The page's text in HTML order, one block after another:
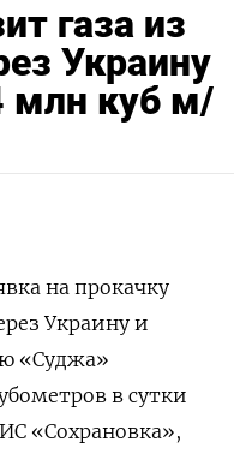
газа из
Украину
млн куб м/
на прокачку
Украину и
«Суджа»
в сутки
«Сохрановка»,